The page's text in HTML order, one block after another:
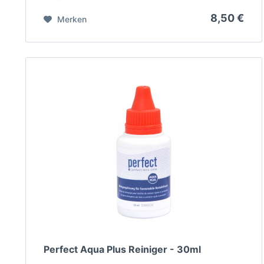
8,50 €
Merken
Perfect Aqua Plus Reiniger - 30ml